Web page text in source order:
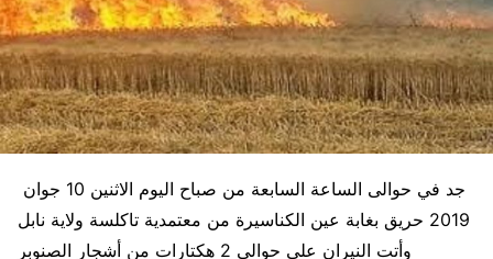
2019 حريق بغابة عين الكناسيرة من معتمدية تاكلسة ولاية نابل
وأتت النيران على حوالي 2 هكتارات من أشجار الصنوبر